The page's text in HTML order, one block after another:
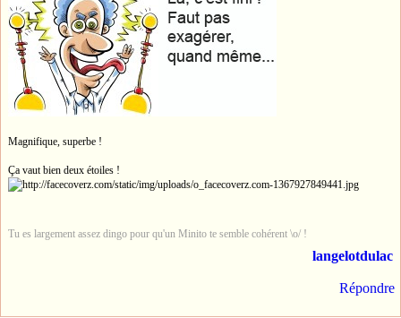
Magnifique, superbe !
Ça vaut bien deux étoiles !
Tu es largement assez dingo pour qu'un Minito te semble cohérent \o/ !
langelotdulac
Répondre